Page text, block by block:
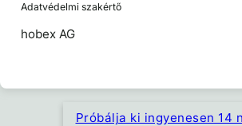
Adatvédelmi szakértő
hobex AG
Próbálja ki ingyenesen 14